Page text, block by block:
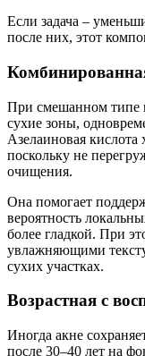
Если задача –
после них, этот
При смешанном типе
сухие зоны,
Азелаиновая кислота
поскольку не
очищения.
Она помогает
вероятность
более гладкой. При
увлажняющими
сухих участках.
Возрастная с
Иногда акне
после 30–40 лет на